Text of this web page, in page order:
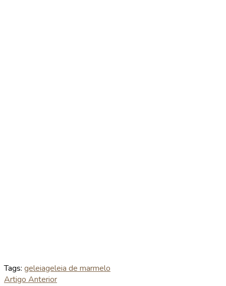
Tags: geleiageleia de marmelo
Artigo Anterior